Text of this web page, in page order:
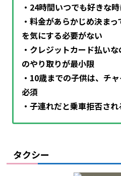
・24時間いつでも好きな
・料金があらかじめ決ま
を気にする必要がない
・クレジットカード払い
のやり取りが最小限
・10歳までの子供は、チ
必須
・子連れだと乗車拒否さ
タクシー